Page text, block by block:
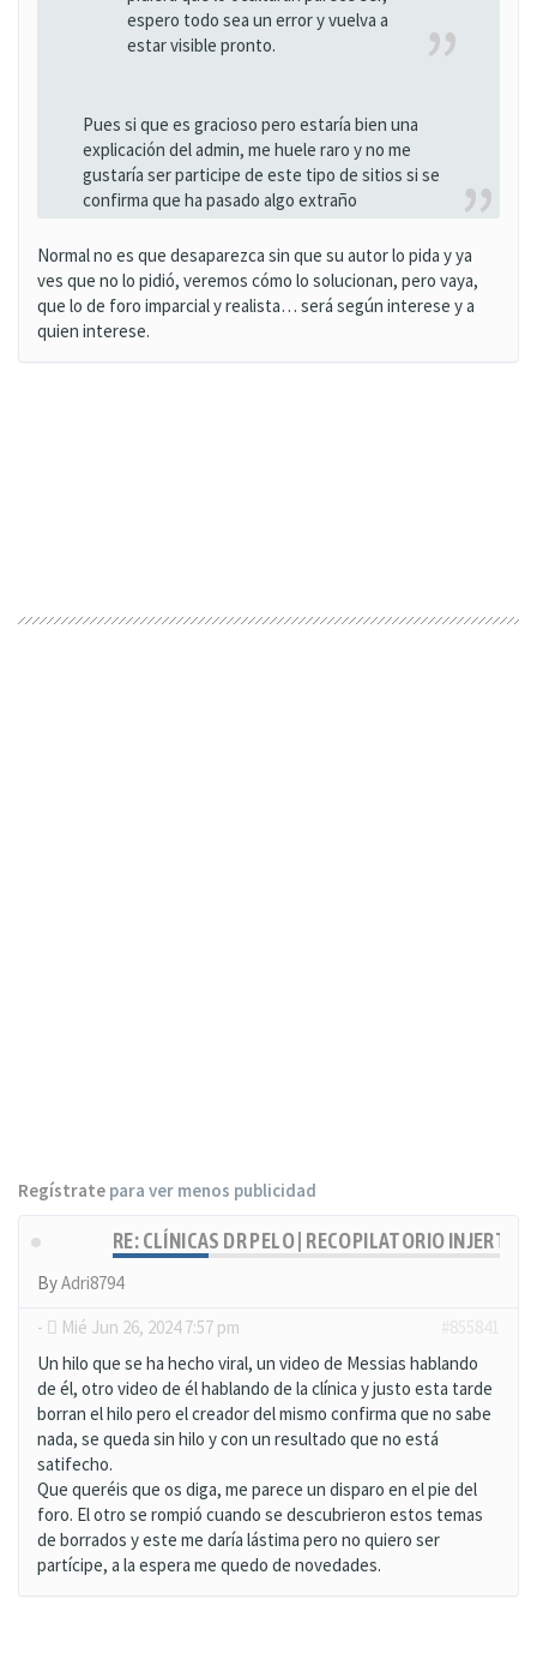
espero todo sea un error y vuelva a
estar visible pronto.
Pues si que es gracioso pero estaría bien una
explicación del admin, me huele raro y no me
gustaría ser participe de este tipo de sitios si se
confirma que ha pasado algo extraño
Normal no es que desaparezca sin que su autor lo pida y ya
ves que no lo pidió, veremos cómo lo solucionan, pero vaya,
que lo de foro imparcial y realista… será según interese y a
quien interese.
Regístrate para ver menos publicidad
RE: CLÍNICAS DR PELO | RECOPILATORIO
ByAdri8794
-
Mié Jun 26, 2024 7:57 pm
Un hilo que se ha hecho viral, un video de Messias hablando
de él, otro video de él hablando de la clínica y justo esta tarde
borran el hilo pero el creador del mismo confirma que no sabe
nada, se queda sin hilo y con un resultado que no está
satifecho.
Que queréis que os diga, me parece un disparo en el pie del
foro. El otro se rompió cuando se descubrieron estos temas
de borrados y este me daría lástima pero no quiero ser
partícipe, a la espera me quedo de novedades.